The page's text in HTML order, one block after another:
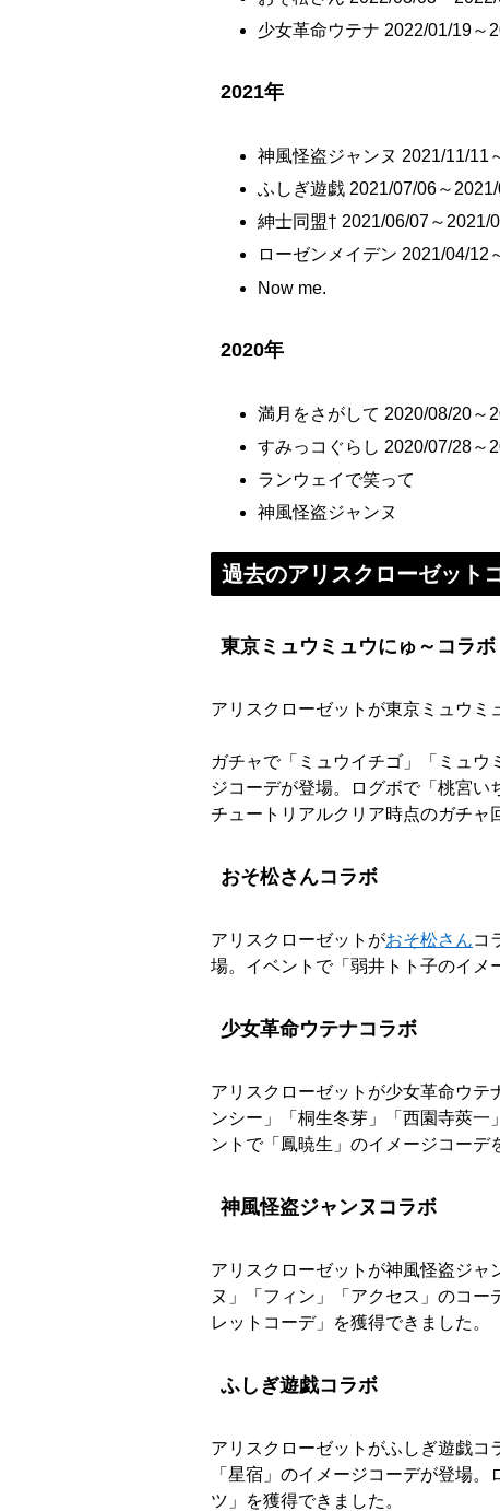
少女革命ウテナ 2022/01/19～
2021年
神風怪盗ジャンヌ 2021/11/11
ふしぎ遊戯 2021/07/06～
紳士同盟† 2021/06/07～2021/
ローゼンメイデン 2021/04/12
Now me.
2020年
満月をさがして 2020/08/20～
すみっコぐらし 2020/07/28～
ランウェイで笑って
神風怪盗ジャンヌ
過去のアリスクローゼット
東京ミュウミュウにゅ～コラボ
アリスクローゼットが東京ミュウミ
ガチャで「ミュウイチゴ」「ミュ
ジコーデが登場。ログボで「桃宮い
チュートリアルクリア時点のガチャ
おそ松さんコラボ
アリスクローゼットがおそ松さんコ
場。イベントで「弱井トト子のイメ
少女革命ウテナコラボ
アリスクローゼットが少女革命ウ
ンシー」「桐生冬芽」「西園寺莢
ントで「鳳暁生」のイメージコーデ
神風怪盗ジャンヌコラボ
アリスクローゼットが神風怪盗ジ
ヌ」「フィン」「アクセス」のコ
レットコーデ」を獲得できました。
ふしぎ遊戯コラボ
アリスクローゼットがふしぎ遊戯コ
「星宿」のイメージコーデが登場
ツ」を獲得できました。